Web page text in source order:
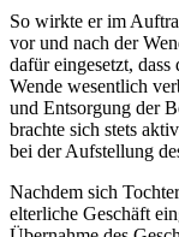
So wirkte er im
vor und nach der
dafür eingesetzt,
Wende wesentlich
und Entsorgung der
brachte sich stets
bei der Aufstellung
Nachdem sich
elterliche Geschäft